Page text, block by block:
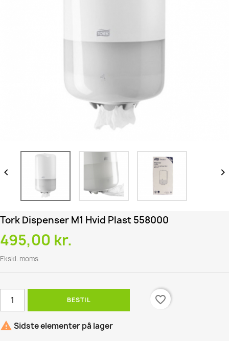
 
Tork Dispenser M1 Hvid Plast 558000
495,00 kr.
Ekskl. moms
BESTIL favorite_border
 Sidste elementer på lager